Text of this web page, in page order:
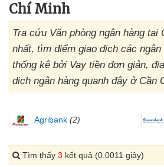
Chí Minh
Tra cứu Văn phòng ngân hàng tại
nhất, tìm điểm giao dịch các
thống kê bởi Vay tiền đơn giản,
dịch ngân hàng quanh đây ở Cần
Agribank (2)
Tìm thấy 3 kết quả (0.0011 giây)